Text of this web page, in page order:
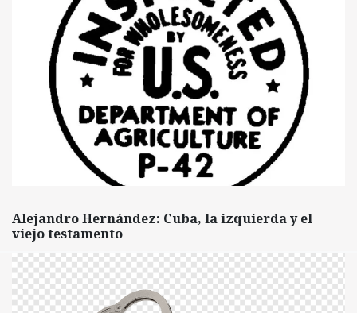
Alejandro Hernández: Cuba, la izquierda y el
viejo testamento